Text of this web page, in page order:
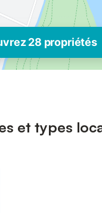
28 propriétés
et types